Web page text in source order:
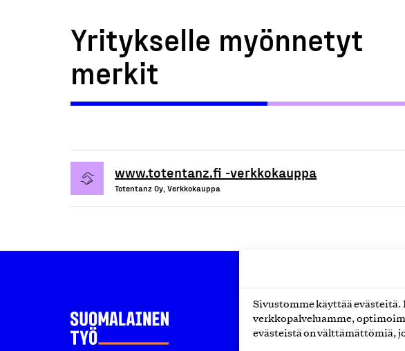
Sivustomme käyttää
verkkopalveluamme,
evästeistä on välttämättömiä,
Yritykselle myönnetyt
merkit
www.totentanz.fi -verkkokauppa
Totentanz Oy, Verkkokauppa